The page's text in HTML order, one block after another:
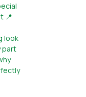
📍
look
part